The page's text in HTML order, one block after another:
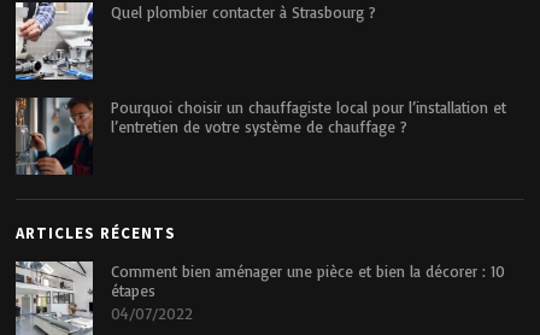
Quel plombier contacter à Strasbourg ?
Pourquoi choisir un chauffagiste local pour l’installation et
l’entretien de votre système de chauffage ?
ARTICLES RÉCENTS
Comment bien aménager une pièce et bien la décorer : 10
étapes
04/07/2022